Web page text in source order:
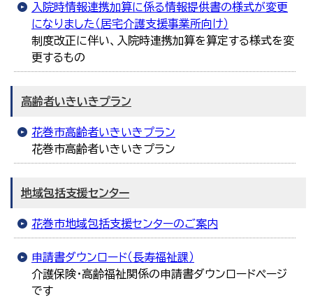
入院時情報連携加算に係る情報提供書の様式が変更
になりました（居宅介護支援事業所向け）
制度改正に伴い、入院時連携加算を算定する様式を変
更するもの
高齢者いきいきプラン
花巻市高齢者いきいきプラン
花巻市高齢者いきいきプラン
地域包括支援センター
花巻市地域包括支援センターのご案内
申請書ダウンロード（長寿福祉課）
介護保険・高齢福祉関係の申請書ダウンロードページ
です